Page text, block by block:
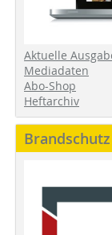
Aktuelle
Mediadaten
Abo-Shop
Heftarchiv
Brandschutz